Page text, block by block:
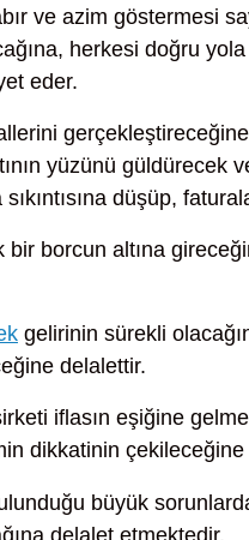
ve azim göstermesi
herkesi doğru
eder.
yüzünü
düşüp,
bir borcun altına
gelirinin sürekli
delalettir.
iflasın eşiğine
dikkatinin çekileceğine
büyük
delalet etmektedir.